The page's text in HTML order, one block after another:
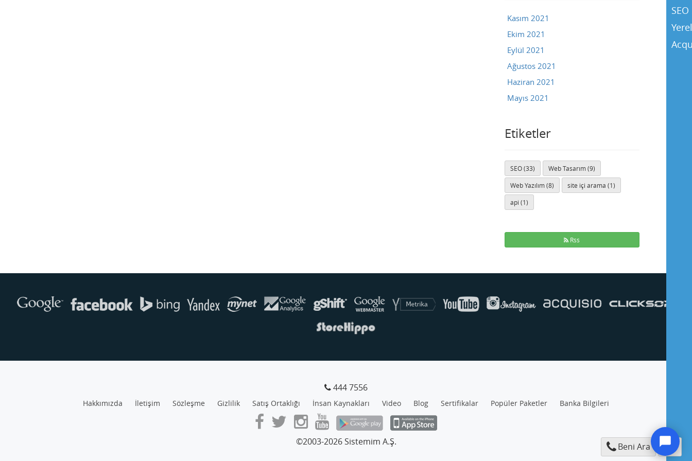
Kasım 2021
Ekim 2021
Eylül 2021
Ağustos 2021
Haziran 2021
Mayıs 2021
Etiketler
SEO (33) Web Tasarım (9)
Web Yazılım (8) site içi arama (1)
api (1)
Rss
444 7556
Hakkımızda İletişim Sözleşme Gizlilik Satış Ortaklığı İnsan Kaynakları Video Blog Sertifikalar Popüler Paketler Banka Bilgileri
©2003-2026 Sistemim A.Ş. Beni Ara
Buse
Genellikle anında yanıt verir